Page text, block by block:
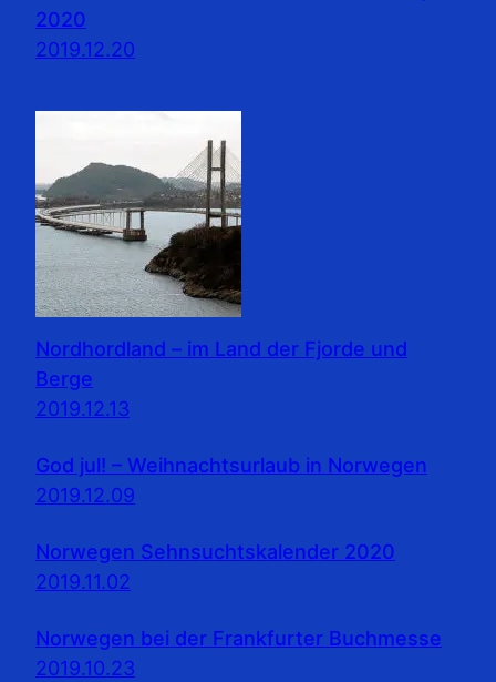
2020
2019.12.20
Nordhordland – im Land der Fjorde und
Berge
2019.12.13
God jul! – Weihnachtsurlaub in Norwegen
2019.12.09
Norwegen Sehnsuchtskalender 2020
2019.11.02
Norwegen bei der Frankfurter Buchmesse
2019.10.23